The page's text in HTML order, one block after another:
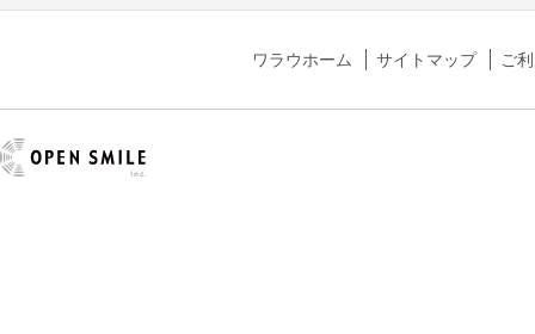
ワラウホーム サイトマップ ご